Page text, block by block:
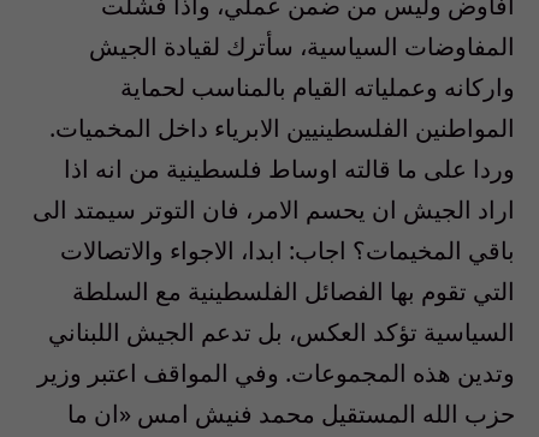
المفاوضات السياسية، سأترك لقيادة الجيش
واركانه وعملياته القيام بالمناسب لحماية
المواطنين الفلسطينيين الابرياء داخل المخميات.
وردا على ما قالته اوساط فلسطينية من انه اذا
اراد الجيش ان يحسم الامر، فان التوتر سيمتد الى
باقي المخيمات؟ اجاب: ابدا، الاجواء والاتصالات
التي تقوم بها الفصائل الفلسطينية مع السلطة
السياسية تؤكد العكس، بل تدعم الجيش اللبناني
وتدين هذه المجموعات. وفي المواقف اعتبر وزير
حزب الله المستقيل محمد فنيش امس «ان ما